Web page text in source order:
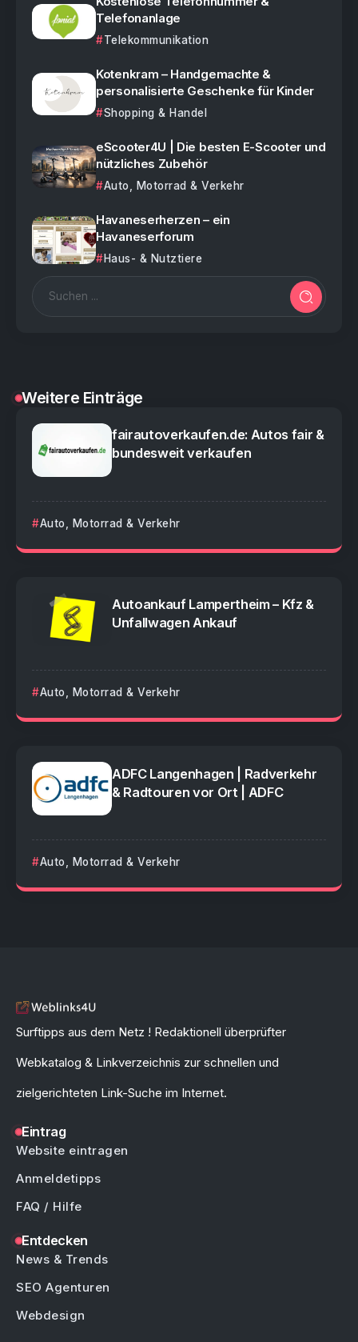
Telefonanlage
Telekommunikation
Kotenkram – Handgemachte &
personalisierte Geschenke für Kinder
Shopping & Handel
eScooter4U | Die besten E-Scooter und
nützliches Zubehör
Auto, Motorrad & Verkehr
Havaneserherzen – ein
Havaneserforum
Haus- & Nutztiere
Weitere Einträge
fairautoverkaufen.de: Autos fair &
bundesweit verkaufen
Auto, Motorrad & Verkehr
Autoankauf Lampertheim – Kfz &
Unfallwagen Ankauf
Auto, Motorrad & Verkehr
ADFC Langenhagen | Radverkehr
& Radtouren vor Ort | ADFC
Auto, Motorrad & Verkehr
Surftipps aus dem Netz ! Redaktionell überprüfter
Webkatalog & Linkverzeichnis zur schnellen und
zielgerichteten Link-Suche im Internet.
Eintrag
Website eintragen
Anmeldetipps
FAQ / Hilfe
Entdecken
News & Trends
SEO Agenturen
Webdesign